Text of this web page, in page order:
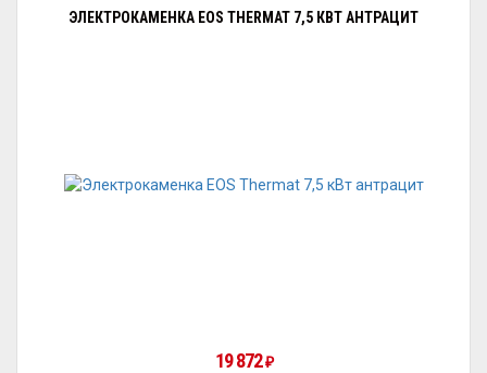
ЭЛЕКТРОКАМЕНКА EOS THERMAT 7,5 КВТ АНТРАЦИТ
19 872₽